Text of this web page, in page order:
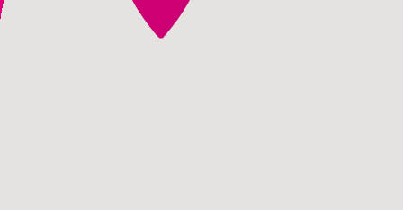
Centrale